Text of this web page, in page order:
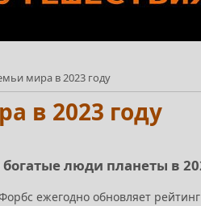
мира в 2023 году
в 2023 году
люди планеты в
ежегодно обновляет